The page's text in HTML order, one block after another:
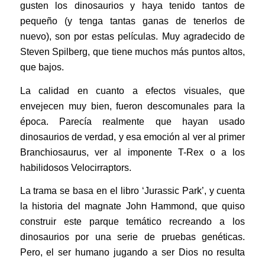
gusten los dinosaurios y haya tenido tantos de
pequeño (y tenga tantas ganas de tenerlos de
nuevo), son por estas películas. Muy agradecido de
Steven Spilberg, que tiene muchos más puntos altos,
que bajos.
La calidad en cuanto a efectos visuales, que
envejecen muy bien, fueron descomunales para la
época. Parecía realmente que hayan usado
dinosaurios de verdad, y esa emoción al ver al primer
Branchiosaurus, ver al imponente T-Rex o a los
habilidosos Velocirraptors.
La trama se basa en el libro ‘Jurassic Park’, y cuenta
la historia del magnate John Hammond, que quiso
construir este parque temático recreando a los
dinosaurios por una serie de pruebas genéticas.
Pero, el ser humano jugando a ser Dios no resulta